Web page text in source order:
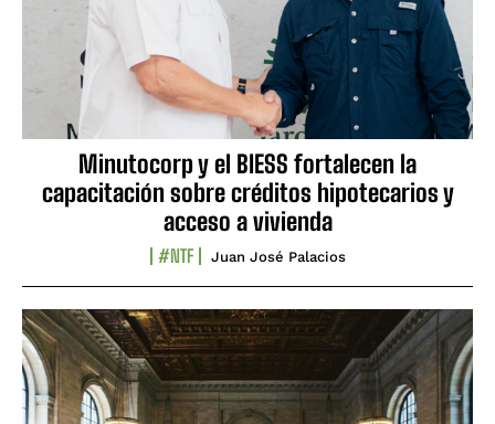
Minutocorp y el BIESS fortalecen la
capacitación sobre créditos hipotecarios y
acceso a vivienda
#NTF Juan José Palacios